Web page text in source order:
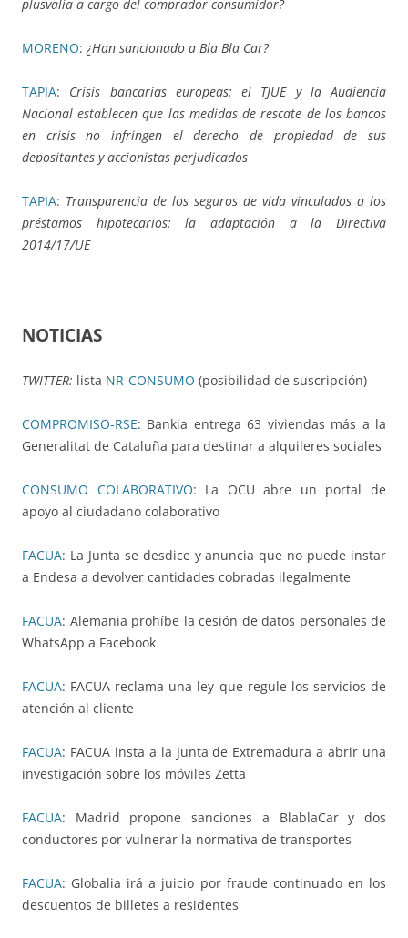
plusvalía a cargo del comprador consumidor?
MORENO: ¿Han sancionado a Bla Bla Car?
TAPIA: Crisis bancarias europeas: el TJUE y la Audiencia
Nacional establecen que las medidas de rescate de los bancos
en crisis no infringen el derecho de propiedad de sus
depositantes y accionistas perjudicados
TAPIA: Transparencia de los seguros de vida vinculados a los
préstamos hipotecarios: la adaptación a la Directiva
2014/17/UE
NOTICIAS
TWITTER: lista NR-CONSUMO (posibilidad de suscripción)
COMPROMISO-RSE: Bankia entrega 63 viviendas más a la
Generalitat de Cataluña para destinar a alquileres sociales
CONSUMO COLABORATIVO: La OCU abre un portal de
apoyo al ciudadano colaborativo
FACUA: La Junta se desdice y anuncia que no puede instar
a Endesa a devolver cantidades cobradas ilegalmente
FACUA: Alemania prohíbe la cesión de datos personales de
WhatsApp a Facebook
FACUA: FACUA reclama una ley que regule los servicios de
atención al cliente
FACUA: FACUA insta a la Junta de Extremadura a abrir una
investigación sobre los móviles Zetta
FACUA: Madrid propone sanciones a BlablaCar y dos
conductores por vulnerar la normativa de transportes
FACUA: Globalia irá a juicio por fraude continuado en los
descuentos de billetes a residentes